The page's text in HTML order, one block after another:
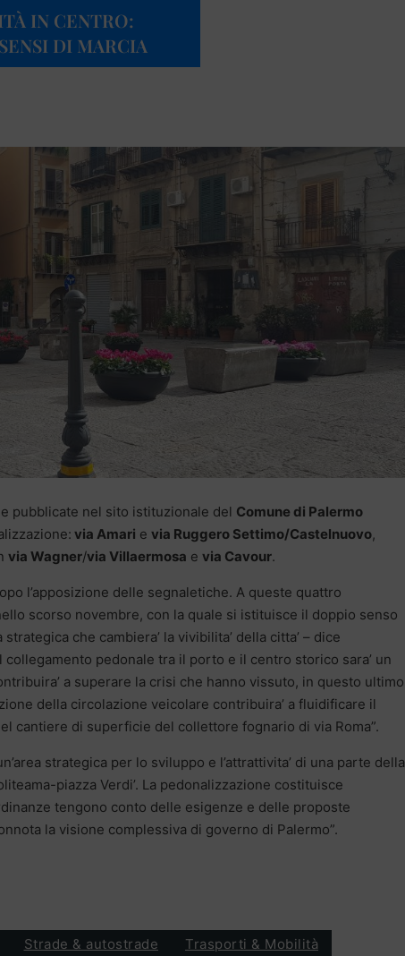
IN CENTRO:
DI MARCIA
pubblicate nel sito istituzionale del Comune di Palermo
via Amari e via Ruggero Settimo/Castelnuovo,
via Wagner/via Villaermosa e via Cavour.
l’apposizione delle segnaletiche. A queste quattro
scorso novembre, con la quale si istituisce il doppio senso
che cambiera’ la vivibilita’ della citta’ – dice
collegamento pedonale tra il porto e il centro storico sara’ un
a superare la crisi che hanno vissuto, in questo ultimo
della circolazione veicolare contribuira’ a fluidificare il
cantiere di superficie del collettore fognario di via Roma”.
strategica per lo sviluppo e l’attrattivita’ di una parte della
piazza Verdi’. La pedonalizzazione costituisce
tengono conto delle esigenze e delle proposte
la visione complessiva di governo di Palermo”.
Strade & autostrade Trasporti & Mobilità